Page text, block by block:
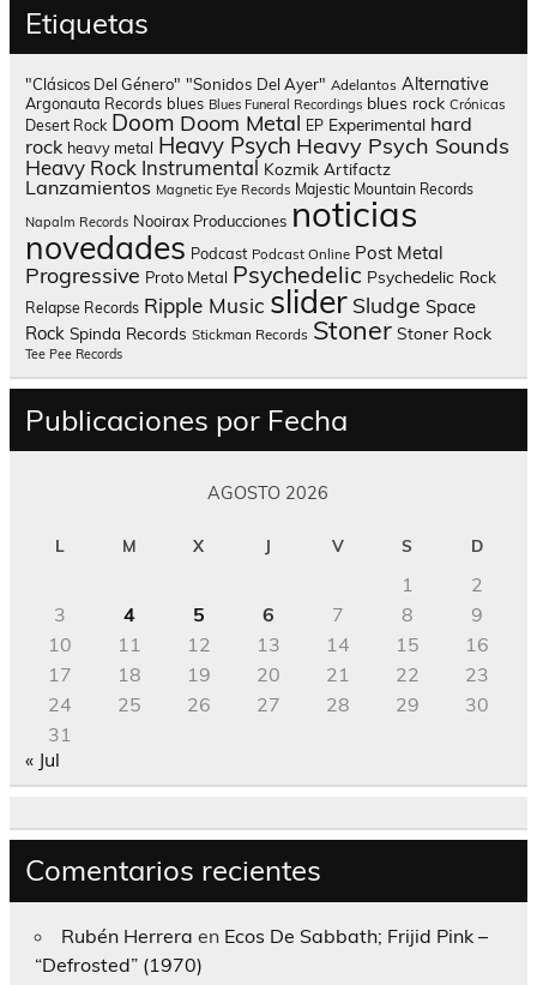
Etiquetas
"Clásicos Del Género" "Sonidos Del Ayer" Adelantos Alternative
Argonauta Records blues Blues Funeral Recordings blues rock Crónicas
Desert Rock Doom Doom Metal EP Experimental hard
rock heavy metal Heavy Psych Heavy Psych Sounds
Heavy Rock Instrumental Kozmik Artifactz
Lanzamientos Magnetic Eye Records Majestic Mountain Records
Napalm Records Nooirax Producciones noticias
novedades Podcast Podcast Online Post Metal
Progressive Proto Metal Psychedelic Psychedelic Rock
Relapse Records Ripple Music slider Sludge Space
Rock Spinda Records Stickman Records Stoner Stoner Rock
Tee Pee Records
Publicaciones por Fecha
AGOSTO 2026
L M X J V S D
1
2
3
4 5 6 7 8
9
10
11 12 13 14 15
16
17
18 19 20 21 22
23
24
25 26 27 28 29
30
31
« Jul
Comentarios recientes
Rubén Herrera en Ecos De Sabbath; Frijid Pink –
“Defrosted” (1970)